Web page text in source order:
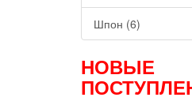
Шпон (6)
НОВЫЕ